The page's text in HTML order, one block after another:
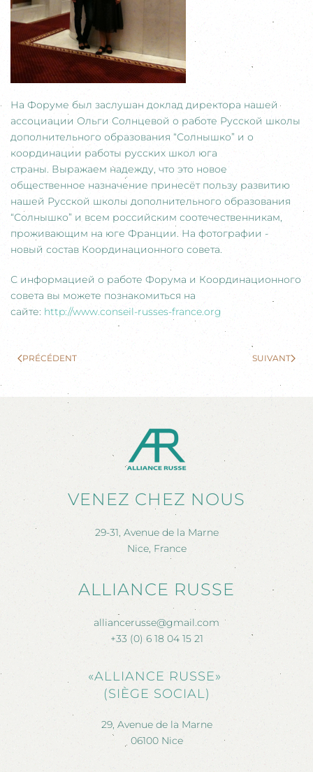
На Форуме был заслушан доклад директора нашей
ассоциации Ольги Солнцевой о работе Русской школы
дополнительного образования “Солнышко” и о
координации работы русских школ юга
страны. Выражаем надежду, что это новое
общественное назначение принесёт пользу развитию
нашей Русской школы дополнительного образования
“Солнышко” и всем российским соотечественникам,
проживающим на юге Франции. На фотографии -
новый состав Координационного совета.
С информацией о работе Форума и Координационного
совета вы можете познакомиться на
сайте: http://www.conseil-russes-france.org
PRÉCÉDENT SUIVANT
VENEZ CHEZ NOUS
29-31, Avenue de la Marne
Nice, France
ALLIANCE RUSSE
alliancerusse@gmail.com
+33 (0) 6 18 04 15 21
«ALLIANCE RUSSE»
(SIÈGE SOCIAL)
29, Avenue de la Marne
06100 Nice